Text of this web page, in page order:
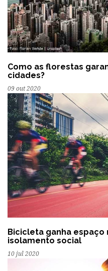
Como as florestas
cidades?
09 out 2020
Bicicleta ganha espaço
isolamento social
10 jul 2020